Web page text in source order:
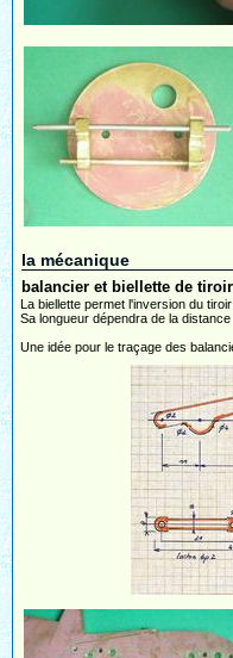
la mécanique
balancier et biellette de tiroir
La biellette permet l'inversion du
Sa longueur dépendra de la
Une idée pour le traçage des